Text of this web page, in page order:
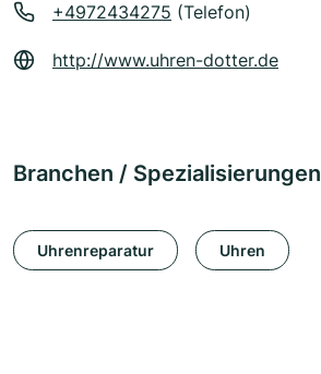
+4972434275 (Telefon)
http://www.uhren-dotter.de
Branchen / Spezialisierungen
Uhrenreparatur Uhren